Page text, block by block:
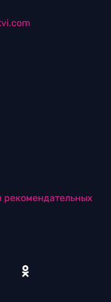
рекомендательных